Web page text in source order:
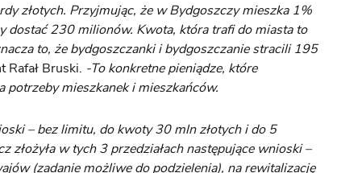
złotych. Przyjmując, że w Bydgoszczy mieszka 1%
dostać 230 milionów. Kwota, która trafi do miasta to
to, że bydgoszczanki i bydgoszczanie stracili 195
Rafał Bruski. -To konkretne pieniądze, które
mieszkanek i mieszkańców.
– bez limitu, do kwoty 30 mln złotych i do 5
złożyła w tych 3 przedziałach następujące wnioski –
(zadanie możliwe do podzielenia), na rewitalizację